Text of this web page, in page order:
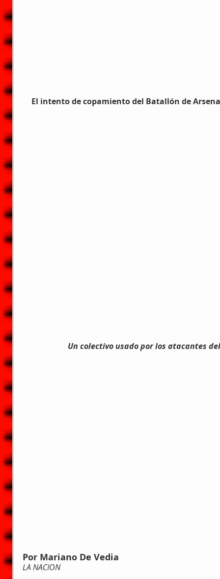
El intento de copamiento del Batallón de
Un colectivo usado por los atacantes
Por Mariano De Vedia
LA NACION